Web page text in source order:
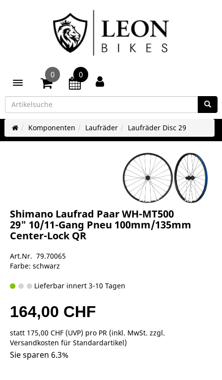
Toggle navigation
0 0
Komponenten Laufräder Laufräder Disc 29
Shimano Laufrad Paar WH-MT500
29" 10/11-Gang Pneu 100mm/135mm
Center-Lock QR
Art.Nr. 79.70065
Farbe: schwarz
Lieferbar innert 3-10 Tagen
164,00 CHF
statt 175,00 CHF (UVP) pro PR (inkl. MwSt. zzgl.
Versandkosten für Standardartikel)
Sie sparen 6.3%